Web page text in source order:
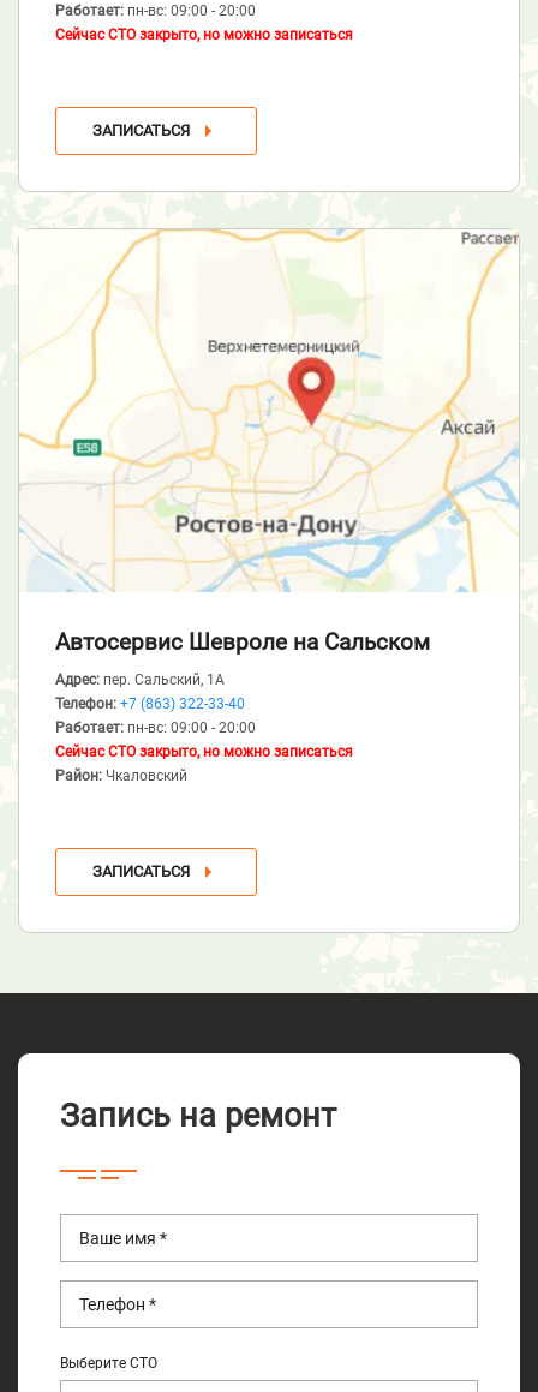
Работает: пн-вс: 09:00 - 20:00
Сейчас СТО закрыто, но можно записаться
ЗАПИСАТЬСЯ
Автосервис Шевроле на Сальском
Адрес: пер. Сальский, 1А
Телефон: +7 (863) 322-33-40
Работает: пн-вс: 09:00 - 20:00
Сейчас СТО закрыто, но можно записаться
Район: Чкаловский
ЗАПИСАТЬСЯ
Запись на ремонт
Выберите СТО